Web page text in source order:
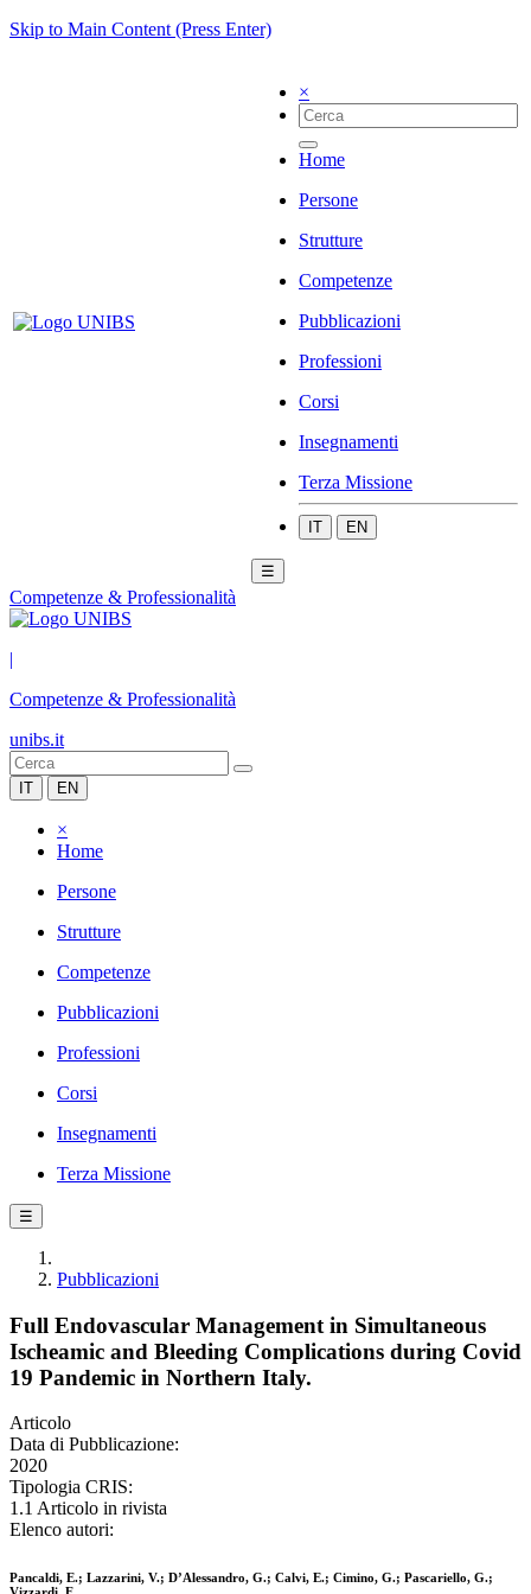
Skip to Main Content (Press Enter)
×
Home
Persone
Strutture
Competenze
Pubblicazioni
Professioni
Corsi
Insegnamenti
Terza Missione
IT EN
☰
Competenze & Professionalità
|
Competenze & Professionalità
unibs.it
IT EN
×
Home
Persone
Strutture
Competenze
Pubblicazioni
Professioni
Corsi
Insegnamenti
Terza Missione
☰
Pubblicazioni
Full Endovascular Management in Simultaneous
Ischeamic and Bleeding Complications during Covid
19 Pandemic in Northern Italy.
Articolo
Data di Pubblicazione:
2020
Tipologia CRIS:
1.1 Articolo in rivista
Elenco autori:
Pancaldi, E.; Lazzarini, V.; D’Alessandro, G.; Calvi, E.; Cimino, G.; Pascariello, G.;